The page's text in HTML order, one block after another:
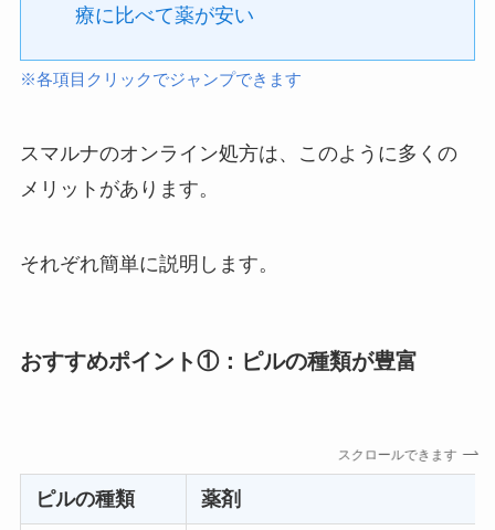
療に比べて薬が安い
※各項目クリックでジャンプできます
スマルナのオンライン処方は、このように多くの
メリットがあります。
それぞれ簡単に説明します。
おすすめポイント①：ピルの種類が豊富
スクロールできます
ピルの種類 薬剤